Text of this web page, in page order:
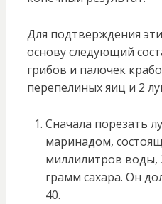
Для подтверждения
основу следующий
грибов и палочек
перепелиных яиц и 2
Сначала порезать
маринадом,
миллилитров воды,
грамм сахара. Он
40.